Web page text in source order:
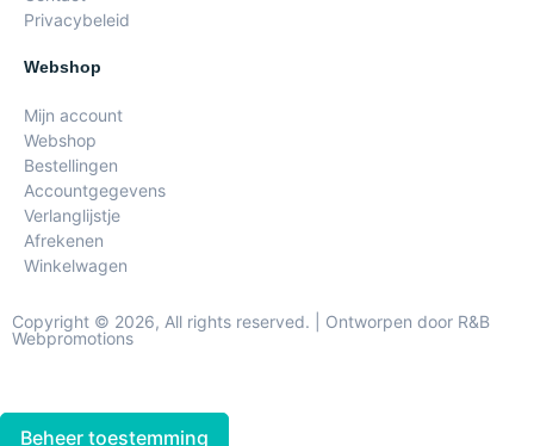
Privacybeleid
Webshop
Mijn account
Webshop
Bestellingen
Accountgegevens
Verlanglijstje
Afrekenen
Winkelwagen
Copyright © 2026, All rights reserved. | Ontworpen door R&B
Webpromotions
Beheer toestemming